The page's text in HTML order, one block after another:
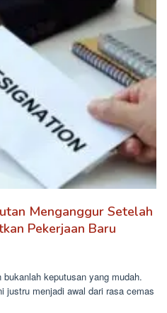
Menganggur Setelah
Pekerjaan Baru
keputusan yang mudah.
justru menjadi awal dari rasa cemas